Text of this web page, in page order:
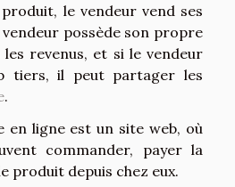
le vendeur vend ses
vendeur possède son propre
revenus, et si le vendeur
tiers, il peut partager les
.
en ligne est un site web, où
commander, payer la
produit depuis chez eux.